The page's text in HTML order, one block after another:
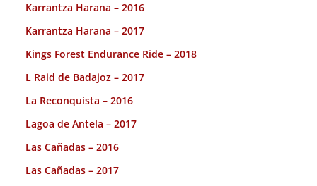
Karrantza Harana – 2016
Karrantza Harana – 2017
Kings Forest Endurance Ride – 2018
L Raid de Badajoz – 2017
La Reconquista – 2016
Lagoa de Antela – 2017
Las Cañadas – 2016
Las Cañadas – 2017